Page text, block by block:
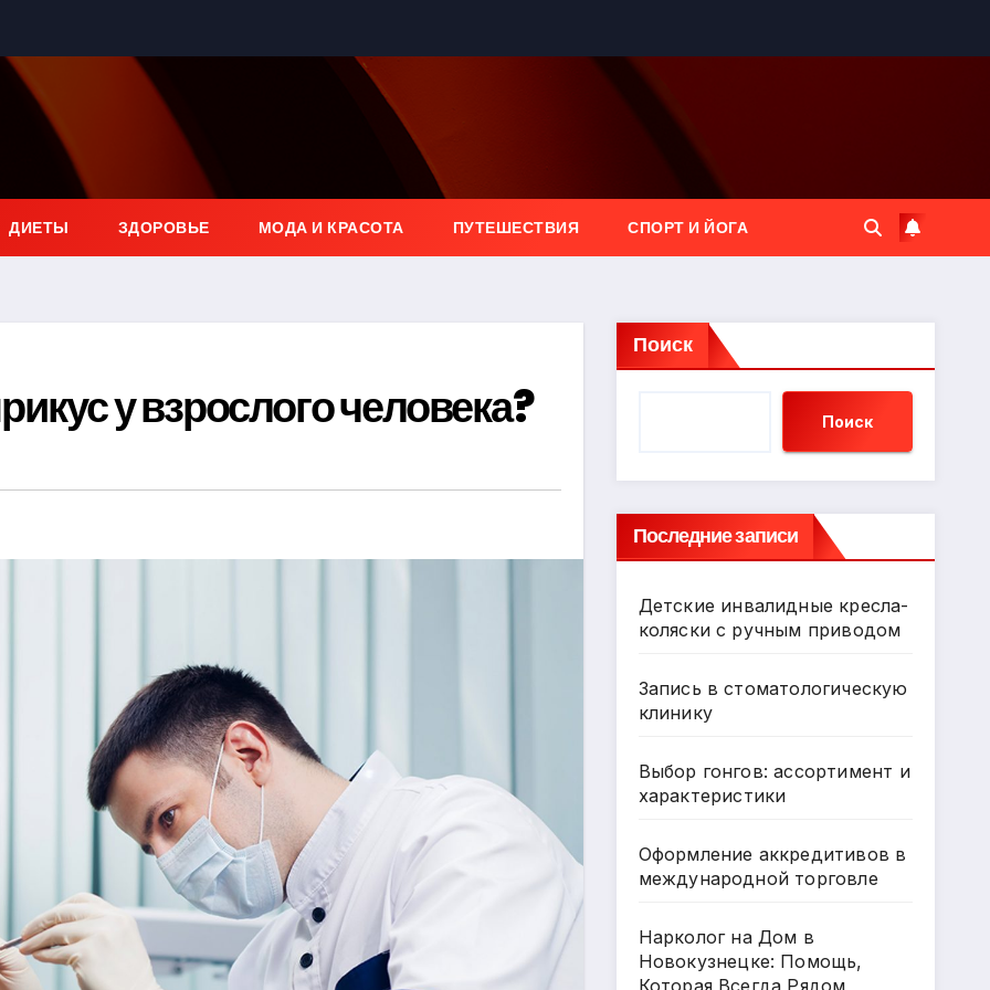
ДИЕТЫ ЗДОРОВЬЕ МОДА И КРАСОТА ПУТЕШЕСТВИЯ СПОРТ И ЙОГА
у взрослого человека?
Поиск
Поиск
Последние записи
Детские инвалидные кресла-
коляски с ручным приводом
Запись в стоматологическую
клинику
Выбор гонгов: ассортимент и
характеристики
Оформление аккредитивов в
международной торговле
Нарколог на Дом в
Новокузнецке: Помощь,
Которая Всегда Рядом